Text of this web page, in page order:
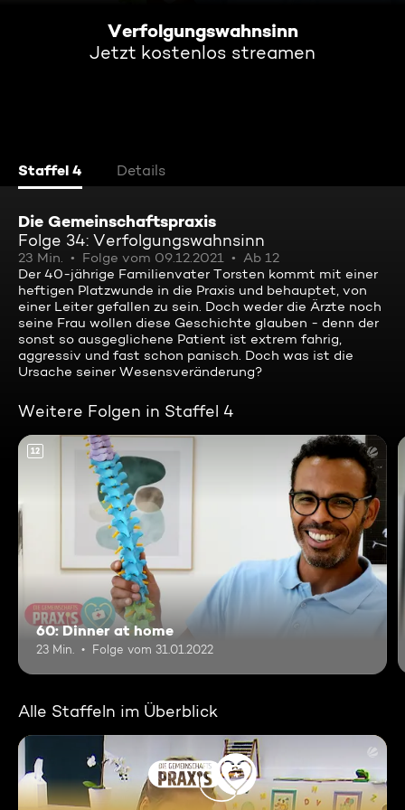
Verfolgungswahnsinn
Jetzt kostenlos streamen
Staffel 4 Details
Die Gemeinschaftspraxis
Folge 34: Verfolgungswahnsinn
23 Min. Folge vom 09.12.2021
Ab 12
Der 40-jährige Familienvater Torsten kommt mit einer
heftigen Platzwunde in die Praxis und behauptet, von
einer Leiter gefallen zu sein. Doch weder die Ärzte noch
seine Frau wollen diese Geschichte glauben - denn der
sonst so ausgeglichene Patient ist extrem fahrig,
aggressiv und fast schon panisch. Doch was ist die
Ursache seiner Wesensveränderung?
Weitere Folgen in Staffel 4
12
60: Dinner at home
23 Min. Folge vom 31.01.2022
Alle Staffeln im Überblick